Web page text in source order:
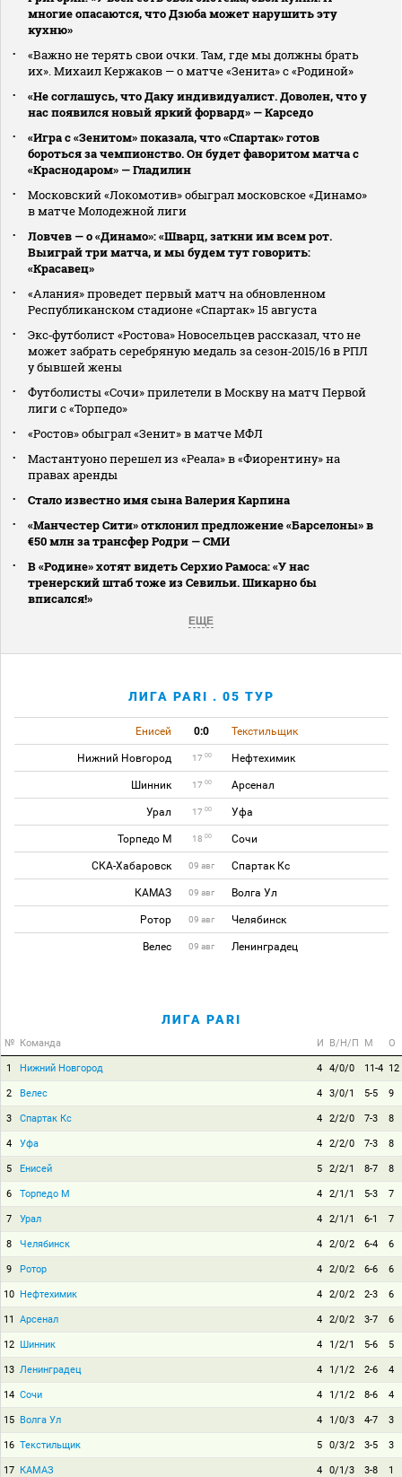
многие опасаются, что Дзюба может нарушить эту
кухню»
«Важно не терять свои очки. Там, где мы должны брать
их». Михаил Кержаков — о матче «Зенита» с «Родиной»
«Не соглашусь, что Даку индивидуалист. Доволен, что у
нас появился новый яркий форвард» — Карседо
«Игра с «Зенитом» показала, что «Спартак» готов
бороться за чемпионство. Он будет фаворитом матча с
«Краснодаром» — Гладилин
Московский «Локомотив» обыграл московское «Динамо»
в матче Молодежной лиги
Ловчев — о «Динамо»: «Шварц, заткни им всем рот.
Выиграй три матча, и мы будем тут говорить:
«Красавец»
«Алания» проведет первый матч на обновленном
Республиканском стадионе «Спартак» 15 августа
Экс‑футболист «Ростова» Новосельцев рассказал, что не
может забрать серебряную медаль за сезон‑2015/16 в РПЛ
у бывшей жены
Футболисты «Сочи» прилетели в Москву на матч Первой
лиги с «Торпедо»
«Ростов» обыграл «Зенит» в матче МФЛ
Мастантуоно перешел из «Реала» в «Фиорентину» на
правах аренды
Стало известно имя сына Валерия Карпина
«Манчестер Сити» отклонил предложение «Барселоны» в
€50 млн за трансфер Родри — СМИ
В «Родине» хотят видеть Серхио Рамоса: «У нас
тренерский штаб тоже из Севильи. Шикарно бы
вписался!»
ЕЩЕ
ЛИГА PARI . 05 ТУР
Енисей 0:0 Текстильщик
Нижний Новгород 17 00 Нефтехимик
Шинник 17 00 Арсенал
Урал 17 00 Уфа
Торпедо М 18 00 Сочи
СКА-Хабаровск 09 авг Спартак Кс
КАМАЗ 09 авг Волга Ул
Ротор 09 авг Челябинск
Велес 09 авг Ленинградец
ЛИГА PARI
№ Команда И В/Н/П М О
1 Нижний Новгород 4 4/0/0 11-4 12
2 Велес 4 3/0/1 5-5 9
3 Спартак Кс 4 2/2/0 7-3 8
4 Уфа 4 2/2/0 7-3 8
5 Енисей 5 2/2/1 8-7 8
6 Торпедо М 4 2/1/1 5-3 7
7 Урал 4 2/1/1 6-1 7
8 Челябинск 4 2/0/2 6-4 6
9 Ротор 4 2/0/2 6-6 6
10 Нефтехимик 4 2/0/2 2-3 6
11 Арсенал 4 2/0/2 3-7 6
12 Шинник 4 1/2/1 5-6 5
13 Ленинградец 4 1/1/2 2-6 4
14 Сочи 4 1/1/2 8-6 4
15 Волга Ул 4 1/0/3 4-7 3
16 Текстильщик 5 0/3/2 3-5 3
17 КАМАЗ 4 0/1/3 3-8 1